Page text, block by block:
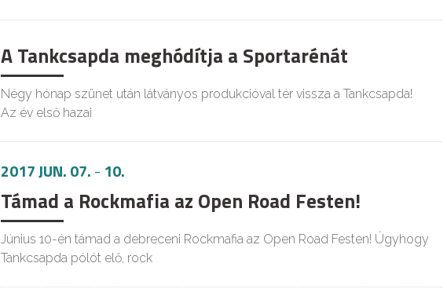
A Tankcsapda meghódítja a Sportarénát
Négy hónap szünet után látványos produkcióval tér vissza a Tankcsapda!
Az év első hazai
2017 JUN. 07.- 10.
Támad a Rockmafia az Open Road Festen!
Június 10-én támad a debreceni Rockmafia az Open Road Festen! Úgyhogy
Tankcsapda pólót elő, rock